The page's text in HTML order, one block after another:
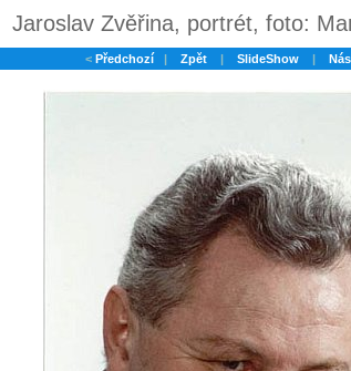
Jaroslav Zvěřina, portrét, foto:
< Předchozí | Zpět | SlideShow |